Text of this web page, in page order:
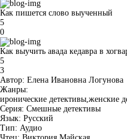
Как пишется слово выученный
5
0
Как выучить авада кедавра в
5
3
Автор: Елена Ивановна Логунова
Жанры:
иронические детективы,женские
Серия: Смешные детективы
Язык: Русский
Тип: Аудио